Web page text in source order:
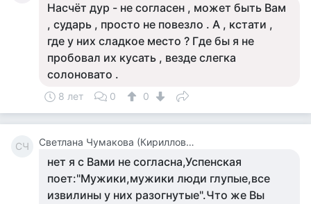
Насчёт дур - не согласен , может быть Вам
, сударь , просто не повезло . А , кстати ,
где у них сладкое место ? Где бы я не
пробовал их кусать , везде слегка
солоновато .
8 лет 0 0
СЧ Светлана Чумакова (Кириллова)
нет я с Вами не согласна,Успенская
поет:"Мужики,мужики люди глупые,все
извилины у них разогнутые".Что же Вы